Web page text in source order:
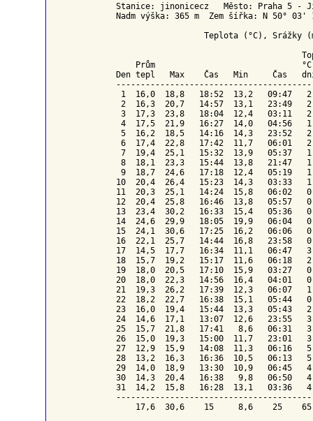
Stanice: jinonicecz   Město: Praha 5 -
Nadm výška: 365 m  Zem šířka: N 50°
Teplota (°C), Srážky
Prům
Den tepl   Max    Čas   Min     Čas
1  16,0  18,8   18:52  13,2   09:47
2  16,3  20,7   14:57  13,1   23:49
3  17,3  23,8   18:04  12,4   03:11
4  17,5  21,9   16:27  14,0   04:56
5  16,2  18,5   14:16  14,3   23:52
6  17,4  22,8   17:42  11,7   06:01
7  19,4  25,1   15:32  13,9   05:37
8  18,1  23,3   15:44  13,8   21:47
9  18,7  24,6   17:18  12,4   05:19
10  20,4  26,4   15:23  14,3   03:33
11  20,3  25,1   14:24  15,8   06:02
12  20,4  25,8   16:46  13,8   05:57
13  23,4  30,2   16:33  15,4   05:36
14  24,6  29,9   18:05  19,9   06:04
15  24,1  30,6   17:25  16,2   06:06
16  22,1  25,7   14:44  16,8   23:58
17  14,5  17,7   16:34  11,1   06:47
18  15,7  19,2   15:17  11,6   06:18
19  18,0  20,5   17:10  15,9   03:27
20  18,0  22,3   14:56  16,4   04:01
21  19,3  26,2   17:39  12,3   06:07
22  18,2  22,7   16:38  15,1   05:44
23  16,0  19,4   15:44  13,3   05:43
24  14,6  17,1   13:07  12,6   23:55
25  15,7  21,8   17:41   8,6   06:31
26  15,0  19,3   15:00  11,7   23:01
27  12,9  15,9   14:08  11,3   06:16
28  13,2  16,3   16:36  10,5   06:13
29  14,0  18,9   13:30  10,9   06:45
30  14,3  20,4   16:38   9,8   06:50
31  14,2  15,8   16:28  13,1   03:36
17,6  30,6    15     8,6    25